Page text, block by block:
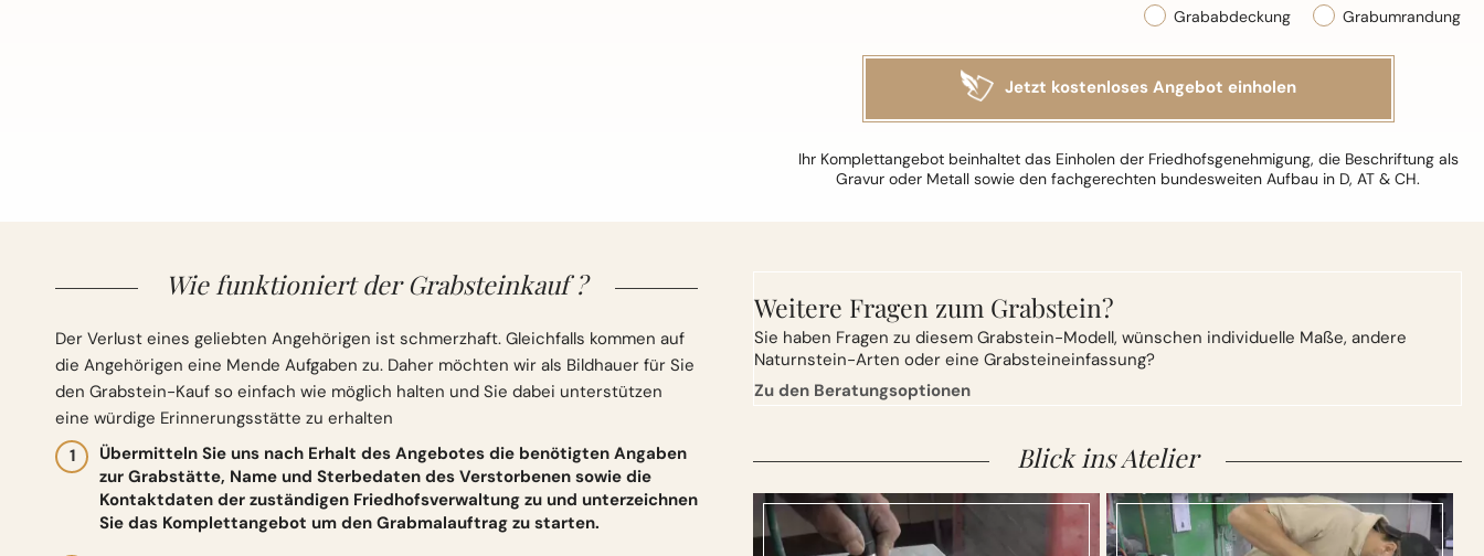
Grabumrandung
Grababdeckung
Ihr Komplettangebot beinhaltet das Einholen der Friedhofsgenehmigung, die Beschriftung als
Gravur oder Metall sowie den fachgerechten bundesweiten Aufbau in D, AT & CH.
Wie funktioniert der Grabsteinkauf ?
Der Verlust eines geliebten Angehörigen ist schmerzhaft. Gleichfalls kommen auf
die Angehörigen eine Mende Aufgaben zu. Daher möchten wir als Bildhauer für Sie
den Grabstein-Kauf so einfach wie möglich halten und Sie dabei unterstützen
eine würdige Erinnerungsstätte zu erhalten
Übermitteln Sie uns nach Erhalt des Angebotes die benötigten Angaben
zur Grabstätte, Name und Sterbedaten des Verstorbenen sowie die
Kontaktdaten der zuständigen Friedhofsverwaltung zu und unterzeichnen
Sie das Komplettangebot um den Grabmalauftrag zu starten.
Weitere Fragen zum Grabstein?
Sie haben Fragen zu diesem Grabstein-Modell, wünschen individuelle Maße, andere
Naturnstein-Arten oder eine Grabsteineinfassung?
Zu den Beratungsoptionen
Blick ins Atelier